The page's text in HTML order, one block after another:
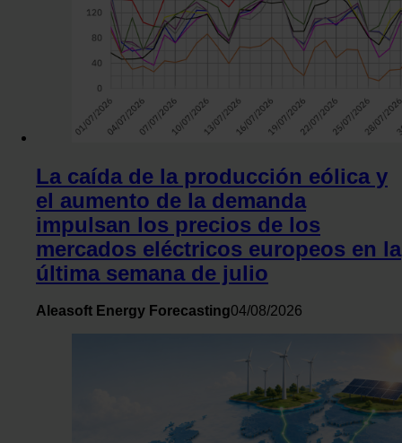
La caída de la producción eólica y
el aumento de la demanda
impulsan los precios de los
mercados eléctricos europeos en la
última semana de julio
Aleasoft Energy Forecasting04/08/2026